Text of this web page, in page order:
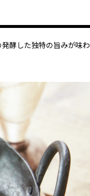
酵した独特の旨みが味わ